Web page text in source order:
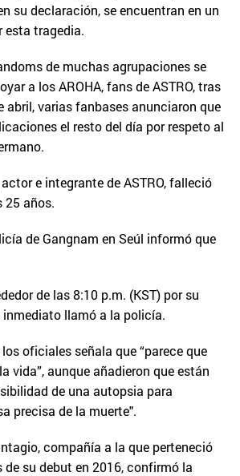
su declaración, se encuentran en un
esta tragedia.
de muchas agrupaciones se
a los AROHA, fans de ASTRO, tras
abril, varias fanbases anunciaron que
el resto del día por respeto al
e integrante de ASTRO, falleció
25 años.
de Gangnam en Seúl informó que
de las 8:10 p.m. (KST) por su
inmediato llamó a la policía.
oficiales señala que “parece que
vida”, aunque añadieron que están
de una autopsia para
precisa de la muerte".
compañía a la que perteneció
de su debut en 2016, confirmó la